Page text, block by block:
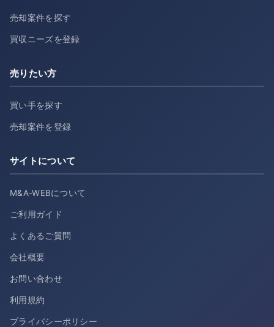
売却案件を探す
買収ニーズを登録
売りたい方
買い手を探す
売却案件を登録
サイトについて
M&A-WEBについて
ご利用ガイド
よくあるご質問
会社概要
お問い合わせ
利用規約
プライバシーポリシー